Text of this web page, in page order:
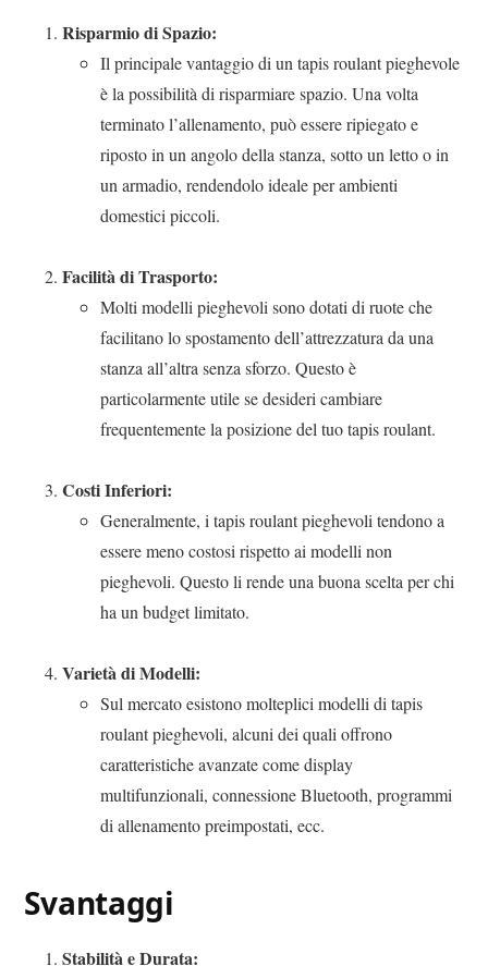
Risparmio di Spazio:
Il principale vantaggio di un tapis roulant pieghevole
è la possibilità di risparmiare spazio. Una volta
terminato l’allenamento, può essere ripiegato e
riposto in un angolo della stanza, sotto un letto o in
un armadio, rendendolo ideale per ambienti
domestici piccoli.
Facilità di Trasporto:
Molti modelli pieghevoli sono dotati di ruote che
facilitano lo spostamento dell’attrezzatura da una
stanza all’altra senza sforzo. Questo è
particolarmente utile se desideri cambiare
frequentemente la posizione del tuo tapis roulant.
Costi Inferiori:
Generalmente, i tapis roulant pieghevoli tendono a
essere meno costosi rispetto ai modelli non
pieghevoli. Questo li rende una buona scelta per chi
ha un budget limitato.
Varietà di Modelli:
Sul mercato esistono molteplici modelli di tapis
roulant pieghevoli, alcuni dei quali offrono
caratteristiche avanzate come display
multifunzionali, connessione Bluetooth, programmi
di allenamento preimpostati, ecc.
Svantaggi
Stabilità e Durata: